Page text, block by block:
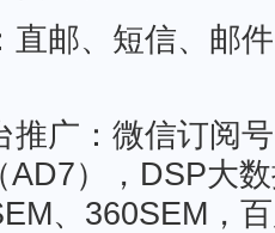
直邮、短信、邮
推广：微信订阅
AD7），DSP大
、360SEM，